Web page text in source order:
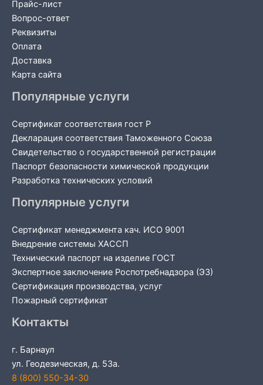
Прайс-лист
Вопрос-ответ
Реквизиты
Оплата
Доставка
Карта сайта
Популярные услуги
Сертификат соответствия гост Р
Декларация соответствия Таможенного Союза
Свидетельство о государственной регистрации
Паспорт безопасности химической продукции
Разработка технических условий
Популярные услуги
Сертификат менеджмента кач. ИСО 9001
Внедрение системы ХАССП
Технический паспорт на изделие ГОСТ
Экспертное заключение Роспотребнадзора (ЭЗ)
Сертификация производства, услуг
Пожарный сертификат
Контакты
г. Барнаул
ул. Геодезическая, д. 53а.
8 (800) 550-34-30